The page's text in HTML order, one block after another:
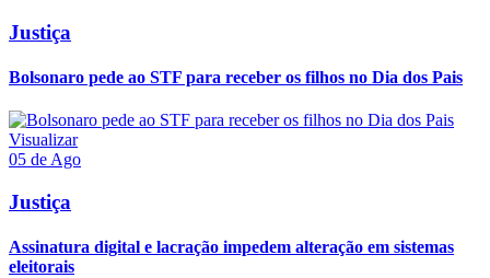
Justiça
Bolsonaro pede ao STF para receber os filhos no Dia dos Pais
Visualizar
05 de Ago
Justiça
Assinatura digital e lacração impedem alteração em sistemas
eleitorais